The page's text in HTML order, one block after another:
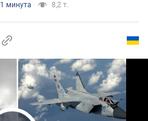
1 минута 8,2 т.